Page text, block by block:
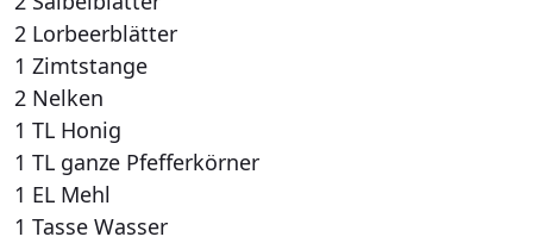
2 Lorbeerblätter
1 Zimtstange
2 Nelken
1 TL Honig
1 TL ganze Pfefferkörner
1 EL Mehl
1 Tasse Wasser